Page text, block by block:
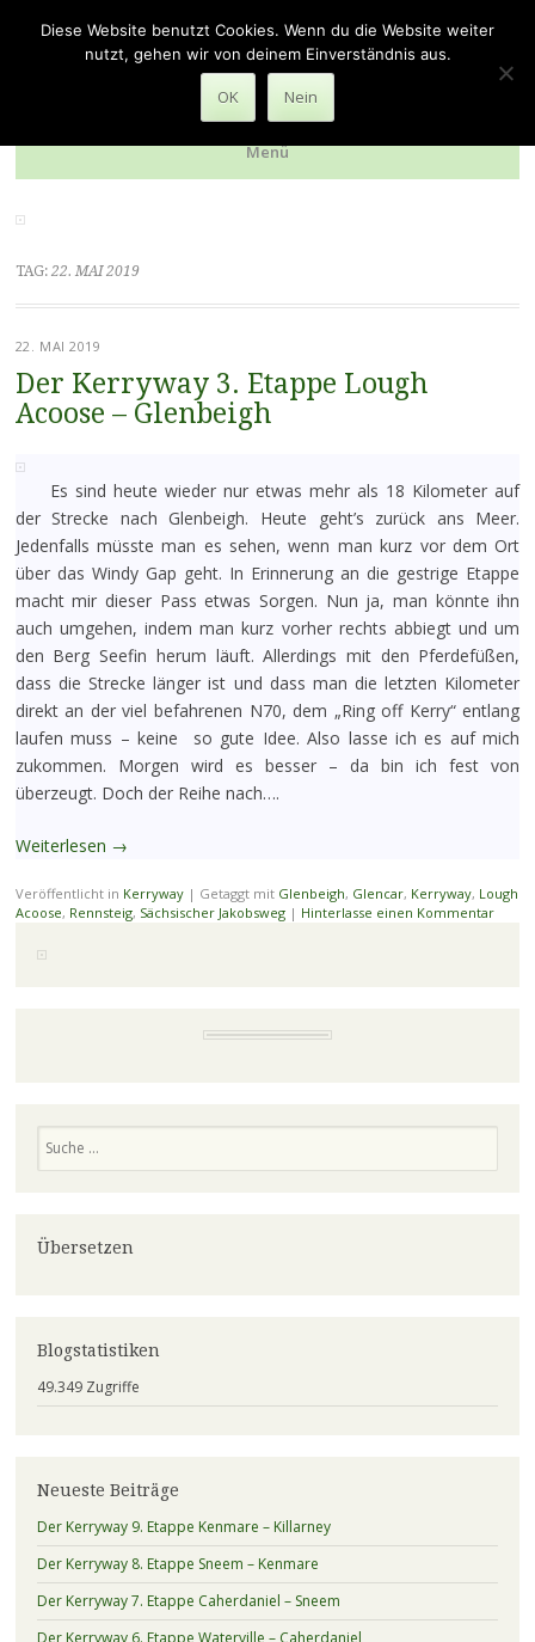
zu Fuss durch die Welt
Menü
Zum
springen
TAG: 22. MAI 2019
22. MAI 2019
Der Kerryway 3. Etappe Lough
Acoose – Glenbeigh
Es sind heute wieder nur etwas mehr als 18 Kilometer auf
der Strecke nach Glenbeigh. Heute geht’s zurück ans Meer.
Jedenfalls müsste man es sehen, wenn man kurz vor dem Ort
über das Windy Gap geht. In Erinnerung an die gestrige Etappe
macht mir dieser Pass etwas Sorgen. Nun ja, man könnte ihn
auch umgehen, indem man kurz vorher rechts abbiegt und um
den Berg Seefin herum läuft. Allerdings mit den Pferdefüßen,
dass die Strecke länger ist und dass man die letzten Kilometer
direkt an der viel befahrenen N70, dem „Ring off Kerry“ entlang
laufen muss – keine so gute Idee. Also lasse ich es auf mich
zukommen. Morgen wird es besser – da bin ich fest von
überzeugt. Doch der Reihe nach….
Weiterlesen →
Veröffentlicht in Kerryway | Getaggt mit Glenbeigh, Glencar, Kerryway, Lough
Acoose, Rennsteig, Sächsischer Jakobsweg | Hinterlasse einen Kommentar
Übersetzen
Blogstatistiken
49.349 Zugriffe
Neueste Beiträge
Der Kerryway 9. Etappe Kenmare – Killarney
Der Kerryway 8. Etappe Sneem – Kenmare
Der Kerryway 7. Etappe Caherdaniel – Sneem
Diese Website benutzt Cookies. Wenn du die Website weiter
nutzt, gehen wir von deinem Einverständnis aus.
OK Nein